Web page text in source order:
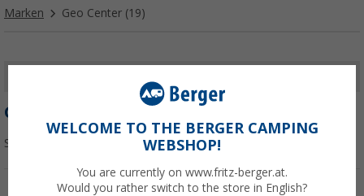
Marken Geo Center (19)
GEO CENTER
Sortieren:
WELCOME TO THE BERGER CAMPING
WEBSHOP!
You are currently on www.fritz-berger.at.
Would you rather switch to the store in English?